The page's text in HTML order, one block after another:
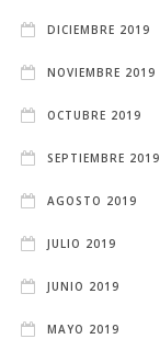
DICIEMBRE 2019
NOVIEMBRE 2019
OCTUBRE 2019
SEPTIEMBRE 2019
AGOSTO 2019
JULIO 2019
JUNIO 2019
MAYO 2019